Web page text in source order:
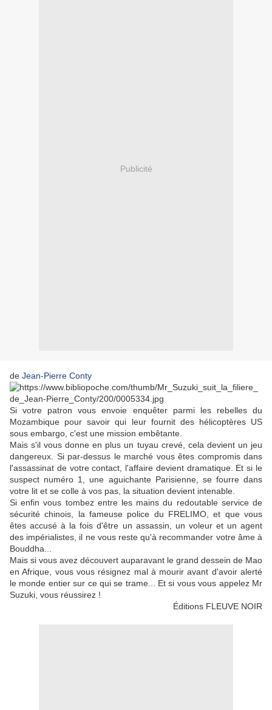
Publicité
de Jean-Pierre Conty
Si votre patron vous envoie enquêter parmi les rebelles du
Mozambique pour savoir qui leur fournit des hélicoptères US
sous embargo, c'est une mission embêtante.
Mais s'il vous donne en plus un tuyau crevé, cela devient un jeu
dangereux. Si par-dessus le marché vous êtes compromis dans
l'assassinat de votre contact, l'affaire devient dramatique. Et si le
suspect numéro 1, une aguichante Parisienne, se fourre dans
votre lit et se colle à vos pas, la situation devient intenable.
Si enfin vous tombez entre les mains du redoutable service de
sécurité chinois, la fameuse police du FRELIMO, et que vous
êtes accusé à la fois d'être un assassin, un voleur et un agent
des impérialistes, il ne vous reste qu'à recommander votre âme à
Bouddha...
Mais si vous avez découvert auparavant le grand dessein de Mao
en Afrique, vous vous résignez mal à mourir avant d'avoir alerté
le monde entier sur ce qui se trame... Et si vous vous appelez Mr
Suzuki, vous réussirez !
Éditions FLEUVE NOIR